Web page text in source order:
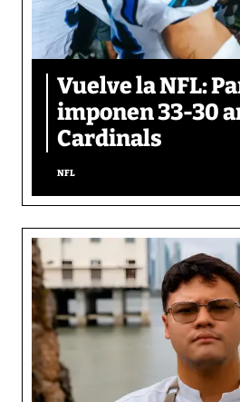
Vuelve la NFL:
imponen 33-30
Cardinals
NFL